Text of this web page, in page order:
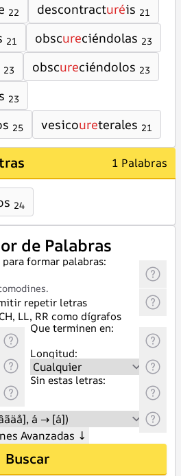
22 descontracturéis 21
21 obscureciéndolas 23
23 obscureciéndolos 23
23
25 vesicoureterales 21
1 Palabras
24
de Palabras
formar palabras:
repetir letras
LL, RR como dígrafos
Que terminen en:
Longitud:
Sin estas letras:
Avanzadas ↓
Buscar